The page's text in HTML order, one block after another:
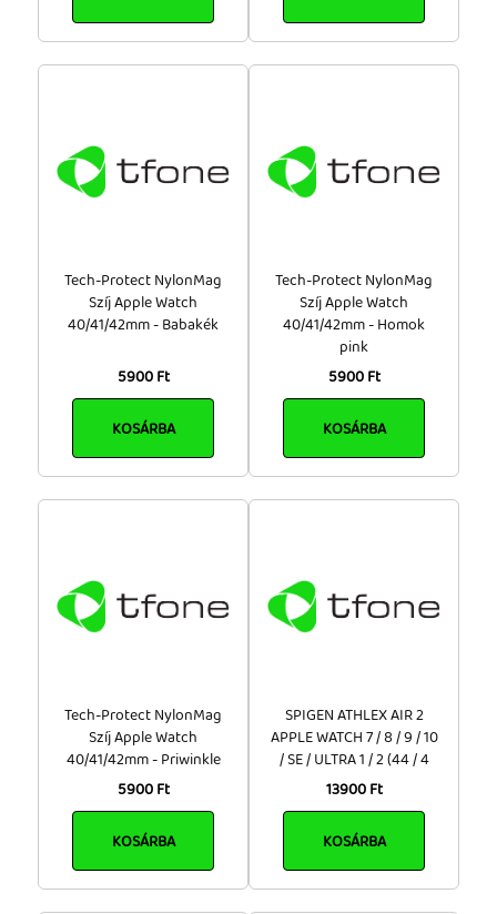
Tech-Protect NylonMag
Szíj Apple Watch
40/41/42mm - Babakék
5900 Ft
KOSÁRBA
Tech-Protect NylonMag
Szíj Apple Watch
40/41/42mm - Homok
pink
5900 Ft
KOSÁRBA
Tech-Protect NylonMag
Szíj Apple Watch
40/41/42mm - Priwinkle
5900 Ft
KOSÁRBA
SPIGEN ATHLEX AIR 2
APPLE WATCH 7 / 8 / 9 / 10
/ SE / ULTRA 1 / 2 (44 / 4
13900 Ft
KOSÁRBA